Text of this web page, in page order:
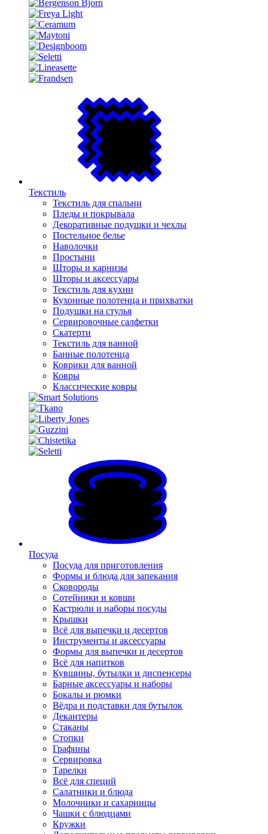
Текстиль
Текстиль для спальни
Пледы и покрывала
Декоративные подушки и чехлы
Постельное белье
Наволочки
Простыни
Шторы и карнизы
Шторы и аксессуары
Текстиль для кухни
Кухонные полотенца и прихватки
Подушки на стулья
Сервировочные салфетки
Скатерти
Текстиль для ванной
Банные полотенца
Коврики для ванной
Ковры
Классические ковры
Посуда
Посуда для приготовления
Формы и блюда для запекания
Сковороды
Сотейники и ковши
Кастрюли и наборы посуды
Крышки
Всё для выпечки и десертов
Инструменты и аксессуары
Формы для выпечки и десертов
Всё для напитков
Кувшины, бутылки и диспенсеры
Барные аксессуары и наборы
Бокалы и рюмки
Вёдра и подставки для бутылок
Декантеры
Стаканы
Стопки
Графины
Сервировка
Тарелки
Всё для специй
Салатники и блюда
Молочники и сахарницы
Чашки с блюдцами
Кружки